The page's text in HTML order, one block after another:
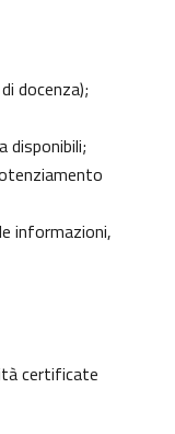
docenza);
disponibili;
informazioni,
certificate